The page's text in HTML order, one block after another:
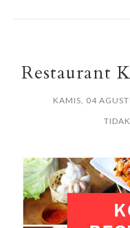
Restaurant
KAMIS, 04